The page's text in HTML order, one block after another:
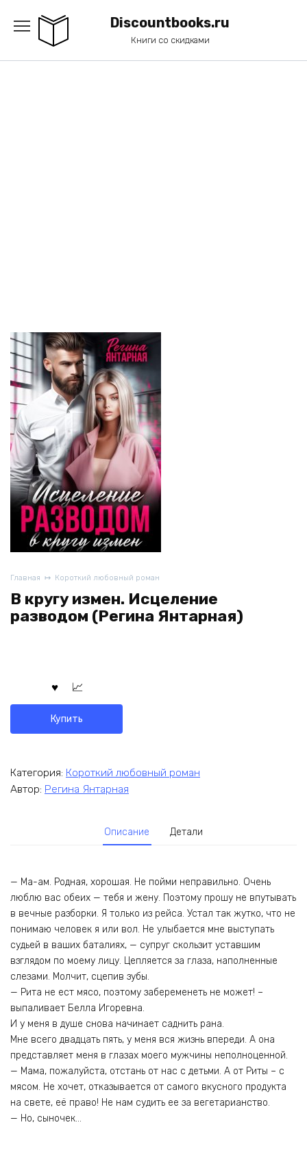
содержанию
Discountbooks.ru
Книги со скидками
Главная Короткий любовный роман
В кругу измен. Исцеление
разводом (Регина Янтарная)
Купить
Категория: Короткий любовный роман
Автор: Регина Янтарная
Описание Детали
— Ма-ам. Родная, хорошая. Не пойми неправильно. Очень
люблю вас обеих — тебя и жену. Поэтому прошу не впутывать
в вечные разборки. Я только из рейса. Устал так жутко, что не
понимаю человек я или вол. Не улыбается мне выступать
судьей в ваших баталиях, — супруг скользит уставшим
взглядом по моему лицу. Цепляется за глаза, наполненные
слезами. Молчит, сцепив зубы.
— Рита не ест мясо, поэтому забеременеть не может! –
выпаливает Белла Игоревна.
И у меня в душе снова начинает саднить рана.
Мне всего двадцать пять, у меня вся жизнь впереди. А она
представляет меня в глазах моего мужчины неполноценной.
— Мама, пожалуйста, отстань от нас с детьми. А от Риты – с
мясом. Не хочет, отказывается от самого вкусного продукта
на свете, её право! Не нам судить ее за вегетарианство.
— Но, сыночек…